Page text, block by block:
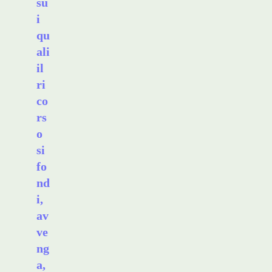
i
qu
ali
il
ri
co
rs
o
si
fo
nd
i,
av
ve
ng
a,